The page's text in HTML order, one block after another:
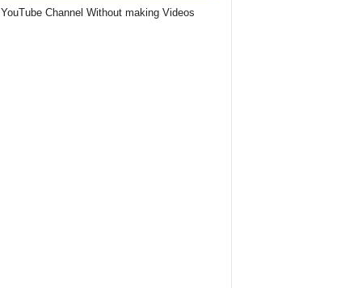
Channel Without making Videos